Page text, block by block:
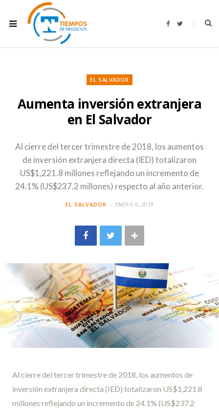
F
b
T
t
EL SALVADOR
Aumenta inversión extranjera
en El Salvador
Al cierre del tercer trimestre de 2018, los aumentos
de inversión extranjera directa (IED) totalizaron
US$1,221.8 millones reflejando un incremento de
24.1% (US$237.2 millones) respecto al año anterior.
EL SALVADOR ENERO 6, 2019
Al cierre del tercer trimestre de 2018, los aumentos de
inversión extranjera directa (IED) totalizaron US$1,221.8
millones reflejando un incremento de 24.1% (US$237.2